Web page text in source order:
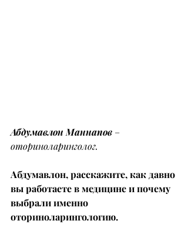
Абдумавлон Маннапов –
оториноларинголог.
Абдумавлон, расскажите, как давно
вы работаете в медицине и почему
выбрали именно
оториноларингологию.